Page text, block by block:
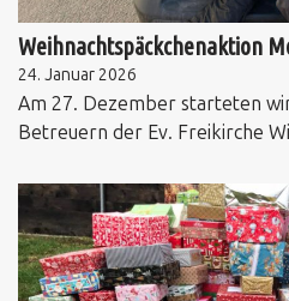
Weihnachtspäckchenaktion
24. Januar 2026
Am 27. Dezember starteten
Betreuern der Ev. Freikirche